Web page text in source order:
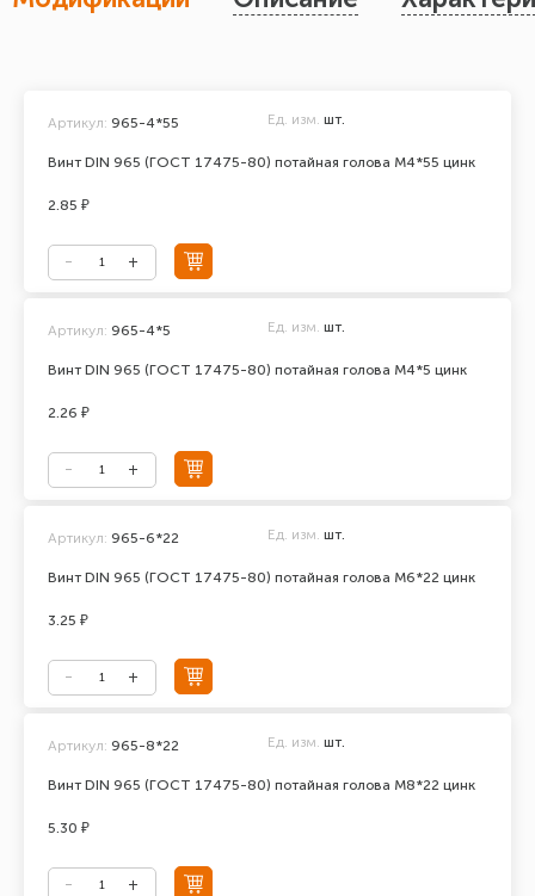
Винт DIN 965 (ГОСТ 17475-80) потайная голова М4*55 цинк
Артикул: 965-4*55 Ед. изм. шт.
2.85 ₽
Винт DIN 965 (ГОСТ 17475-80) потайная голова М4*5 цинк
Артикул: 965-4*5 Ед. изм. шт.
2.26 ₽
Винт DIN 965 (ГОСТ 17475-80) потайная голова М6*22 цинк
Артикул: 965-6*22 Ед. изм. шт.
3.25 ₽
Винт DIN 965 (ГОСТ 17475-80) потайная голова М8*22 цинк
Артикул: 965-8*22 Ед. изм. шт.
5.30 ₽